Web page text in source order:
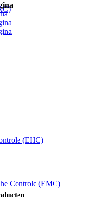
(EHC)
Controle (EMC)